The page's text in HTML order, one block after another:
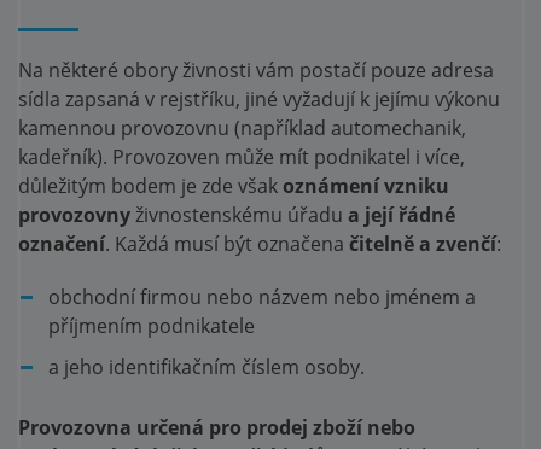
Na některé obory živnosti vám postačí pouze adresa
sídla zapsaná v rejstříku, jiné vyžadují k jejímu výkonu
kamennou provozovnu (například automechanik,
kadeřník). Provozoven může mít podnikatel i více,
důležitým bodem je zde všakoznámení vzniku
provozovnyživnostenskému úřadu a její řádné
označení. Každá musí být označena čitelně a zvenčí:
obchodní firmou nebo názvem nebo jménem a
příjmením podnikatele
a jeho identifikačním číslem osoby.
Provozovna určená pro prodej zboží nebo